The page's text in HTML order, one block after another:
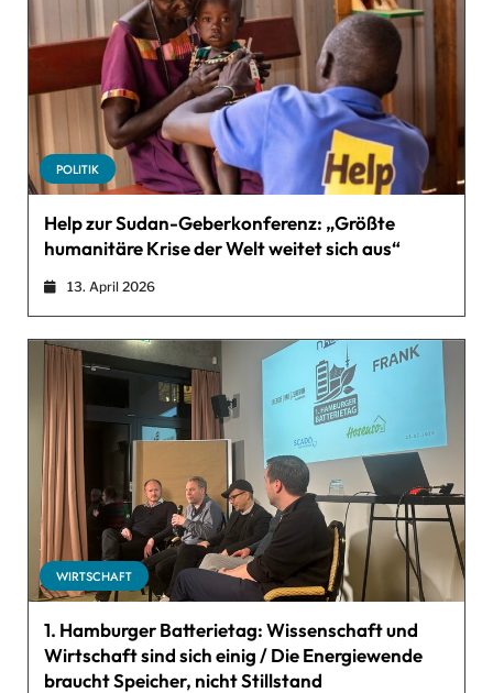
POLITIK
Help zur Sudan-Geberkonferenz: „Größte
humanitäre Krise der Welt weitet sich aus“
13. April 2026
WIRTSCHAFT
1. Hamburger Batterietag: Wissenschaft und
Wirtschaft sind sich einig / Die Energiewende
braucht Speicher, nicht Stillstand